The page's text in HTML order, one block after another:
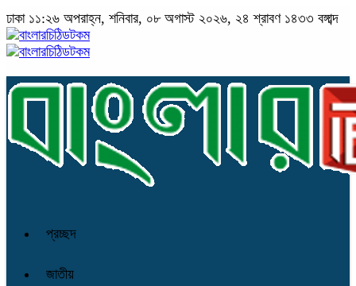
ঢাকা ১১:২৬ অপরাহ্ন, শনিবার, ০৮ অগাস্ট ২০২৬, ২৪ শ্রাবণ ১৪৩৩ বঙ্গাব্দ
প্রচ্ছদ
জাতীয়